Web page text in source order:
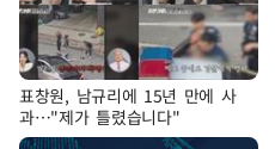
표창원, 남규리에 15년 만에 사
과…"제가 틀렸습니다"